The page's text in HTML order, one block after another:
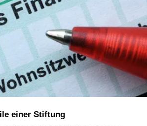
einer Stiftung